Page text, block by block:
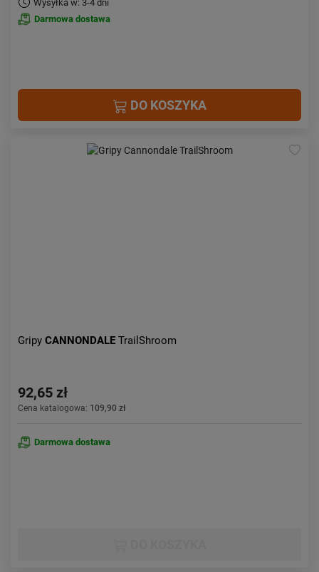
Wysyłka w: 3-4 dni
Darmowa dostawa
DO KOSZYKA
Gripy CANNONDALE TrailShroom
92,65 zł
Cena katalogowa: 109,90 zł
Darmowa dostawa